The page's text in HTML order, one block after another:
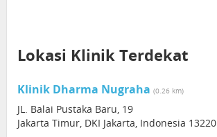
Lokasi Klinik Terdekat
Klinik Dharma Nugraha (0.26 km)
JL. Balai Pustaka Baru, 19
Jakarta Timur, DKI Jakarta, Indonesia 13220